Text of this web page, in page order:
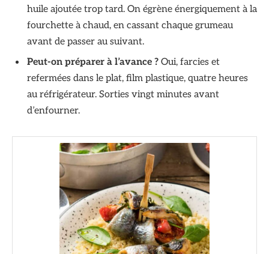
huile ajoutée trop tard. On égrène énergiquement à la
fourchette à chaud, en cassant chaque grumeau
avant de passer au suivant.
Peut-on préparer à l’avance ? Oui, farcies et
refermées dans le plat, film plastique, quatre heures
au réfrigérateur. Sorties vingt minutes avant
d’enfourner.